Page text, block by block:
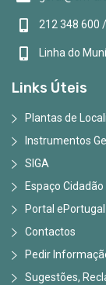
212 348 600
Linha do
Links Úteis
Plantas de
Instrumentos
SIGA
Espaço Cidadão
Portal ePortugal
Contactos
Pedir
Sugestões,